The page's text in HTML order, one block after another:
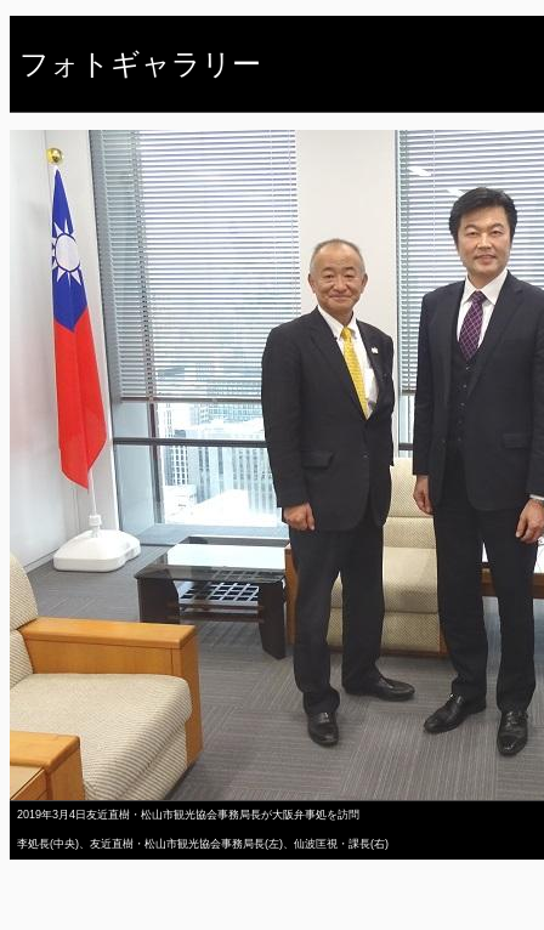
フォトギャラリー
2019年3月4日友近直樹・松山市観光協会事務局長が大阪弁事処を訪問
李処長(中央)、友近直樹・松山市観光協会事務局長(左)、仙波匡視・課長(右)